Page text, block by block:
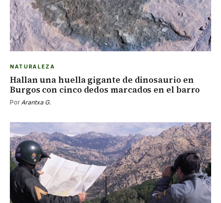
NATURALEZA
Hallan una huella gigante de dinosaurio en
Burgos con cinco dedos marcados en el barro
Por Arantxa G.